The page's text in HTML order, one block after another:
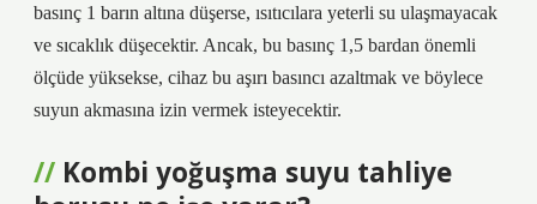
basınç 1 barın altına düşerse, ısıtıcılara yeterli su ulaşmayacak
ve sıcaklık düşecektir. Ancak, bu basınç 1,5 bardan önemli
ölçüde yüksekse, cihaz bu aşırı basıncı azaltmak ve böylece
suyun akmasına izin vermek isteyecektir.
Kombi yoğuşma suyu tahliye